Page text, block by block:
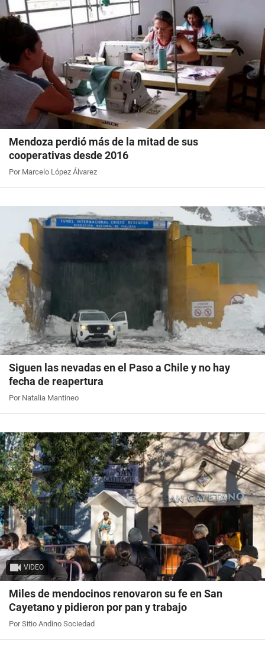
Mendoza perdió más de la mitad de sus
cooperativas desde 2016
Por Marcelo López Álvarez
Siguen las nevadas en el Paso a Chile y no hay
fecha de reapertura
Por Natalia Mantineo
VIDEO
Miles de mendocinos renovaron su fe en San
Cayetano y pidieron por pan y trabajo
Por Sitio Andino Sociedad